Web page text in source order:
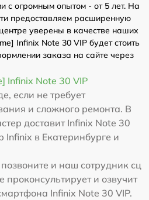
с огромным опытом - от 5 лет. На
предоставляем расширенную
уверены в качестве наших
Infinix Note 30 VIP будет стоить
заказа на сайте через
Infinix Note 30 VIP
если не требует
и сложного ремонта. В
доставит Infinix Note 30
Infinix в Екатеринбурге и
и наш сотрудник сц
проконсультирует и озвучит
Infinix Note 30 VIP.